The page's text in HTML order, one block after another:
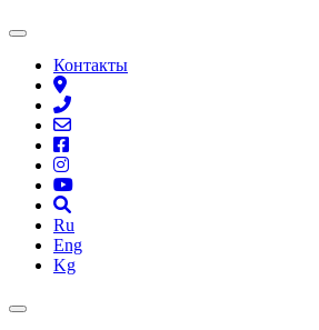
Контакты
Ru
Eng
Kg